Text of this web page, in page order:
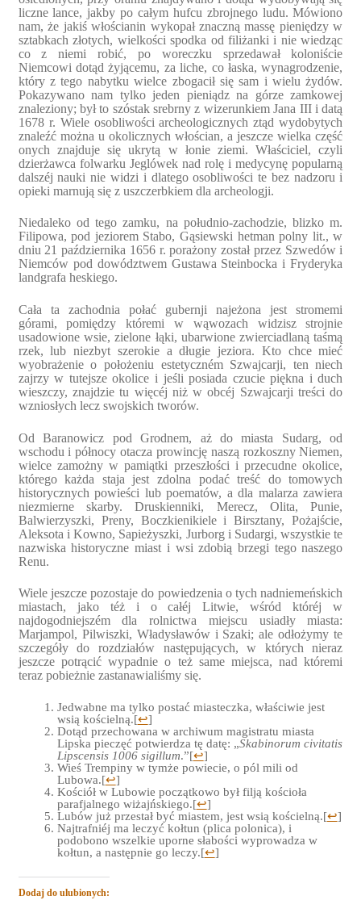
liczne lance, jakby po całym hufcu zbrojnego ludu. Mówiono
nam, że jakiś włościanin wykopał znaczną massę pieniędzy w
sztabkach złotych, wielkości spodka od filiżanki i nie wiedząc
co z niemi robić, po woreczku sprzedawał koloniście
Niemcowi dotąd żyjącemu, za liche, co łaska, wynagrodzenie,
który z tego nabytku wielce zbogacił się sam i wielu żydów.
Pokazywano nam tylko jeden pieniądz na górze zamkowej
znaleziony; był to szóstak srebrny z wizerunkiem Jana III i datą
1678 r. Wiele osobliwości archeologicznych ztąd wydobytych
znaleźć można u okolicznych włościan, a jeszcze wielka część
onych znajduje się ukrytą w łonie ziemi. Właściciel, czyli
dzierżawca folwarku Jeglówek nad rolę i medycynę popularną
dalszéj nauki nie widzi i dlatego osobliwości te bez nadzoru i
opieki marnują się z uszczerbkiem dla archeologji.
Niedaleko od tego zamku, na południo-zachodzie, blizko m.
Filipowa, pod jeziorem Stabo, Gąsiewski hetman polny lit., w
dniu 21 października 1656 r. porażony został przez Szwedów i
Niemców pod dowództwem Gustawa Steinbocka i Fryderyka
landgrafa heskiego.
Cała ta zachodnia połać gubernji najeżona jest stromemi
górami, pomiędzy któremi w wąwozach widzisz strojnie
usadowione wsie, zielone łąki, ubarwione zwierciadlaną taśmą
rzek, lub niezbyt szerokie a długie jeziora. Kto chce mieć
wyobrażenie o położeniu estetyczném Szwajcarji, ten niech
zajrzy w tutejsze okolice i jeśli posiada czucie piękna i duch
wieszczy, znajdzie tu więcéj niż w obcéj Szwajcarji treści do
wzniosłych lecz swojskich tworów.
Od Baranowicz pod Grodnem, aż do miasta Sudarg, od
wschodu i północy otacza prowincję naszą rozkoszny Niemen,
wielce zamożny w pamiątki przeszłości i przecudne okolice,
którego każda staja jest zdolna podać treść do tomowych
historycznych powieści lub poematów, a dla malarza zawiera
niezmierne skarby. Druskienniki, Merecz, Olita, Punie,
Balwierzyszki, Preny, Boczkienikiele i Birsztany, Pożajście,
Aleksota i Kowno, Sapieżyszki, Jurborg i Sudargi, wszystkie te
nazwiska historyczne miast i wsi zdobią brzegi tego naszego
Renu.
Wiele jeszcze pozostaje do powiedzenia o tych nadniemeńskich
miastach, jako téż i o całéj Litwie, wśród któréj w
najdogodniejszém dla rolnictwa miejscu usiadły miasta:
Marjampol, Pilwiszki, Władysławów i Szaki; ale odłożymy te
szczegóły do rozdziałów następujących, w których nieraz
jeszcze potrącić wypadnie o też same miejsca, nad któremi
teraz pobieżnie zastanawialiśmy się.
Jedwabne ma tylko postać miasteczka, właściwie jest
wsią kościelną.[↩]
Dotąd przechowana w archiwum magistratu miasta
Lipska pieczęć potwierdza tę datę: „Skabinorum civitatis
Lipscensis 1006 sigillum.”[↩]
Wieś Trempiny w tymże powiecie, o pól mili od
Lubowa.[↩]
Kościół w Lubowie początkowo był filją kościoła
parafjalnego wiżajńskiego.[↩]
Lubów już przestał być miastem, jest wsią kościelną.[↩]
Najtrafniéj ma leczyć kołtun (plica polonica), i
podobono wszelkie uporne słabości wyprowadza w
kołtun, a następnie go leczy.[↩]
Dodaj do ulubionych: